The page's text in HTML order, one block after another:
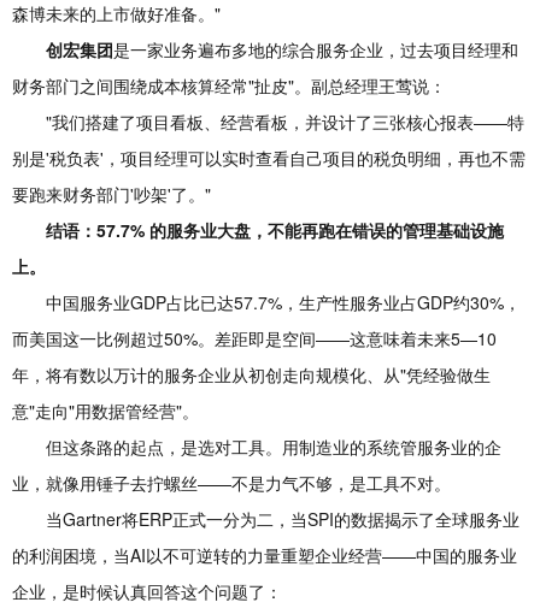
森博未来的上市做好准备。"
创宏集团是一家业务遍布多地的综合服务企业，过去项目经理和
财务部门之间围绕成本核算经常"扯皮"。副总经理王莺说：
"我们搭建了项目看板、经营看板，并设计了三张核心报表——特
别是'税负表'，项目经理可以实时查看自己项目的税负明细，再也不需
要跑来财务部门'吵架'了。"
结语：57.7% 的服务业大盘，不能再跑在错误的管理基础设施
上。
中国服务业GDP占比已达57.7%，生产性服务业占GDP约30%，
而美国这一比例超过50%。差距即是空间——这意味着未来5—10
年，将有数以万计的服务企业从初创走向规模化、从"凭经验做生
意"走向"用数据管经营"。
但这条路的起点，是选对工具。用制造业的系统管服务业的企
业，就像用锤子去拧螺丝——不是力气不够，是工具不对。
当Gartner将ERP正式一分为二，当SPI的数据揭示了全球服务业
的利润困境，当AI以不可逆转的力量重塑企业经营——中国的服务业
企业，是时候认真回答这个问题了：